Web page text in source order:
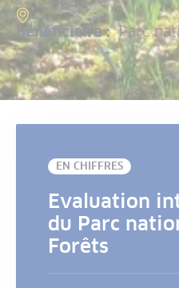
Bénéficiaire : Parc
EN CHIFFRES
Evaluation
du Parc
Forêts